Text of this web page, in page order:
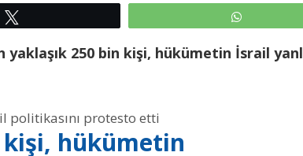
250 bin kişi, hükümetin İsrail
kişi, hükümetin